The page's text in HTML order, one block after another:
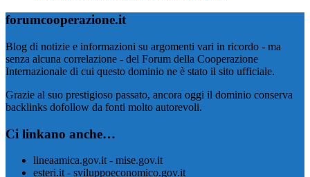
forumcooperazione.it
Blog di notizie e informazioni su argomenti vari in ricordo - ma
senza alcuna correlazione - del Forum della Cooperazione
Internazionale di cui questo dominio ne è stato il sito ufficiale.
Grazie al suo prestigioso passato, ancora oggi il dominio conserva
backlinks dofollow da fonti molto autorevoli.
Ci linkano anche…
lineaamica.gov.it - mise.gov.it
esteri.it - sviluppoeconomico.gov.it